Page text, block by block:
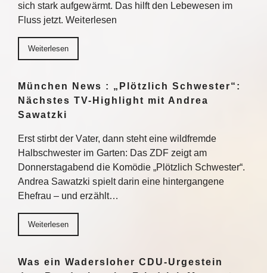
sich stark aufgewärmt. Das hilft den Lebewesen im
Fluss jetzt. Weiterlesen
Weiterlesen
München News : „Plötzlich Schwester“:
Nächstes TV-Highlight mit Andrea
Sawatzki
Erst stirbt der Vater, dann steht eine wildfremde
Halbschwester im Garten: Das ZDF zeigt am
Donnerstagabend die Komödie „Plötzlich Schwester“.
Andrea Sawatzki spielt darin eine hintergangene
Ehefrau – und erzählt…
Weiterlesen
Was ein Wadersloher CDU-Urgestein